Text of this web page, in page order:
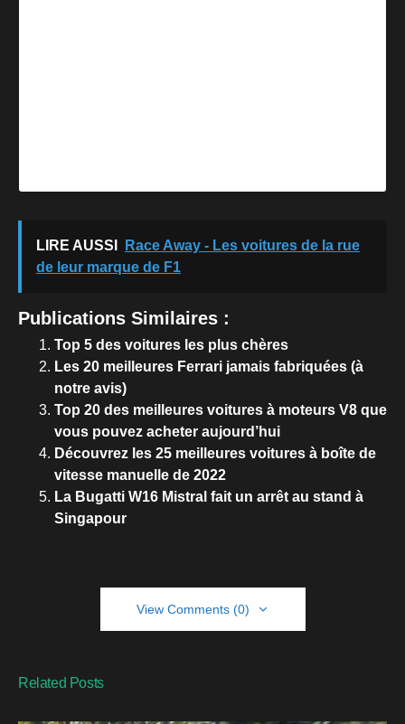
LIRE AUSSI
Race Away - Les voitures de la rue
de leur marque de F1
Publications Similaires :
Top 5 des voitures les plus chères
Les 20 meilleures Ferrari jamais fabriquées (à
notre avis)
Top 20 des meilleures voitures à moteurs V8 que
vous pouvez acheter aujourd’hui
Découvrez les 25 meilleures voitures à boîte de
vitesse manuelle de 2022
La Bugatti W16 Mistral fait un arrêt au stand à
Singapour
View Comments (0)
Related Posts